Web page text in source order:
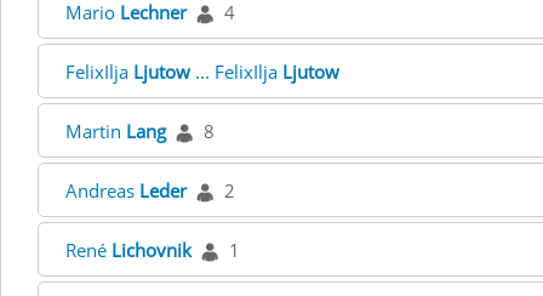
Mario Lechner 4
FelixIlja Ljutow ... FelixIlja Ljutow
Martin Lang 8
Andreas Leder 2
René Lichovnik 1